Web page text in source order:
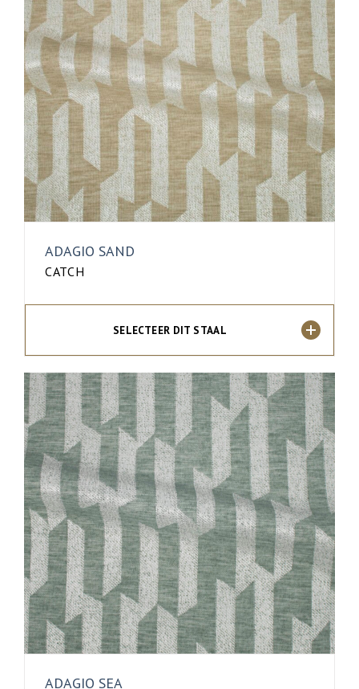
ADAGIO SAND
CATCH
SELECTEER DIT STAAL
ADAGIO SEA